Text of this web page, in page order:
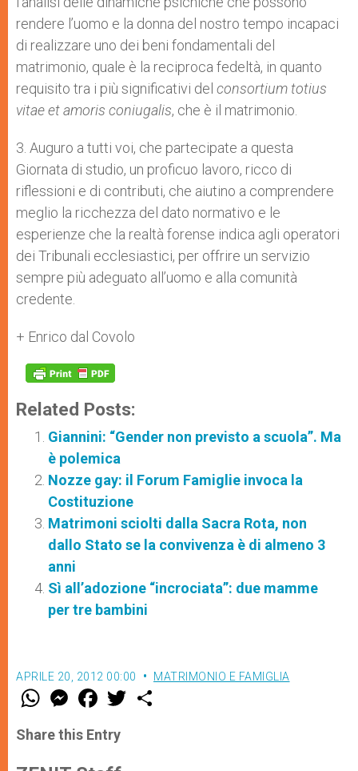
rendere l’uomo e la donna del nostro tempo incapaci
di realizzare uno dei beni fondamentali del
matrimonio, quale è la reciproca fedeltà, in quanto
requisito tra i più significativi del consortium totius
vitae et amoris coniugalis, che è il matrimonio.
3. Auguro a tutti voi, che partecipate a questa
Giornata di studio, un proficuo lavoro, ricco di
riflessioni e di contributi, che aiutino a comprendere
meglio la ricchezza del dato normativo e le
esperienze che la realtà forense indica agli operatori
dei Tribunali ecclesiastici, per offrire un servizio
sempre più adeguato all’uomo e alla comunità
credente.
+ Enrico dal Covolo
Related Posts:
Giannini: “Gender non previsto a scuola”. Ma
è polemica
Nozze gay: il Forum Famiglie invoca la
Costituzione
Matrimoni sciolti dalla Sacra Rota, non
dallo Stato se la convivenza è di almeno 3
anni
Sì all’adozione “incrociata”: due mamme
per tre bambini
APRILE 20, 2012 00:00 MATRIMONIO E FAMIGLIA
W
t
s
M
e
s
e
F
a
e
b
w
Share this Entry